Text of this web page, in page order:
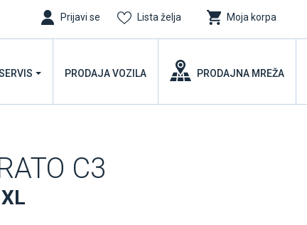
Prijavi se Lista želja Moja korpa
PRODAJA VOZILA PRODAJNA MREŽA
C3